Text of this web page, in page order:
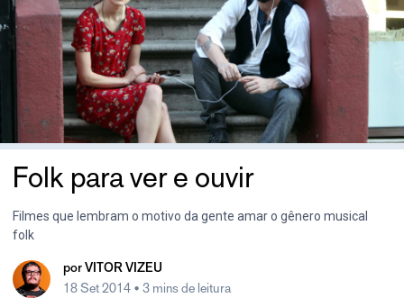
Folk para ver e ouvir
Filmes que lembram o motivo da gente amar o gênero musical
folk
por VITOR VIZEU
18 Set 2014 • 3 mins de leitura